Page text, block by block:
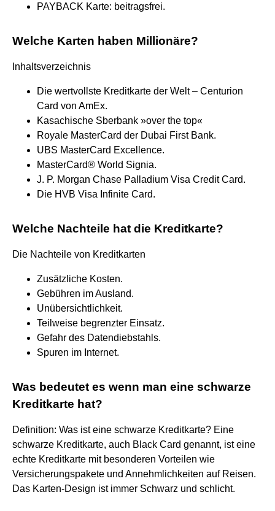
PAYBACK Karte: beitragsfrei.
Welche Karten haben Millionäre?
Inhaltsverzeichnis
Die wertvollste Kreditkarte der Welt – Centurion
Card von AmEx.
Kasachische Sberbank »over the top«
Royale MasterCard der Dubai First Bank.
UBS MasterCard Excellence.
MasterCard® World Signia.
J. P. Morgan Chase Palladium Visa Credit Card.
Die HVB Visa Infinite Card.
Welche Nachteile hat die Kreditkarte?
Die Nachteile von Kreditkarten
Zusätzliche Kosten.
Gebühren im Ausland.
Unübersichtlichkeit.
Teilweise begrenzter Einsatz.
Gefahr des Datendiebstahls.
Spuren im Internet.
Was bedeutet es wenn man eine schwarze
Kreditkarte hat?
Definition: Was ist eine schwarze Kreditkarte? Eine
schwarze Kreditkarte, auch Black Card genannt, ist eine
echte Kreditkarte mit besonderen Vorteilen wie
Versicherungspakete und Annehmlichkeiten auf Reisen.
Das Karten-Design ist immer Schwarz und schlicht.